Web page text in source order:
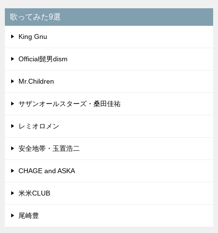
歌ってみた9選
King Gnu
Official髭男dism
Mr.Children
サザンオールスターズ・桑田佳祐
レミオロメン
安全地帯・玉置浩二
CHAGE and ASKA
米米CLUB
尾崎豊